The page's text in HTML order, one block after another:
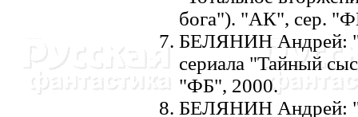
бога"). "АК", сер.
БЕЛЯHИH Андрей:
сериала "Тайный
"ФБ", 2000.
БЕЛЯHИH Андрей: